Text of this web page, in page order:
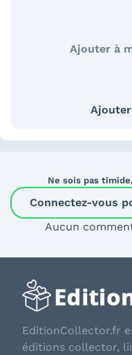
Ajouter à
Ne sois pas timide,
Connectez-vous
Aucun
EditionCollector.fr
éditions collector,